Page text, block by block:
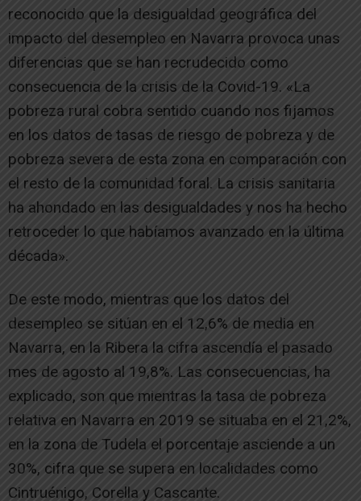
reconocido que la desigualdad geográfica del
impacto del desempleo en Navarra provoca unas
diferencias que se han recrudecido como
consecuencia de la crisis de la Covid-19. «La
pobreza rural cobra sentido cuando nos fijamos
en los datos de tasas de riesgo de pobreza y de
pobreza severa de esta zona en comparación con
el resto de la comunidad foral. La crisis sanitaria
ha ahondado en las desigualdades y nos ha hecho
retroceder lo que habíamos avanzado en la última
década».
De este modo, mientras que los datos del
desempleo se sitúan en el 12,6% de media en
Navarra, en la Ribera la cifra ascendía el pasado
mes de agosto al 19,8%. Las consecuencias, ha
explicado, son que mientras la tasa de pobreza
relativa en Navarra en 2019 se situaba en el 21,2%,
en la zona de Tudela el porcentaje asciende a un
30%, cifra que se supera en localidades como
Cintruénigo, Corella y Cascante.